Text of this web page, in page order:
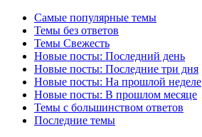
Самые популярные темы
Темы без ответов
Темы Свежесть
Новые посты: Последний день
Новые посты: Последние три дня
Новые посты: На прошлой неделе
Новые посты: В прошлом месяце
Темы с большинством ответов
Последние темы